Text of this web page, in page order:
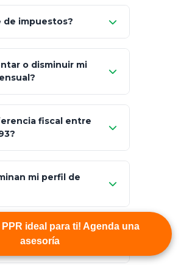
ideal para ti! Agenda una
asesoría
(Proyecta)
Monterrey
Skandia (Crea)
(MetaLife)
Prudential
Mapfre
GBM
de impuestos?
o disminuir mi
fiscal entre
Art.
totalmente
mi perfil de
mi asesor de netWorth